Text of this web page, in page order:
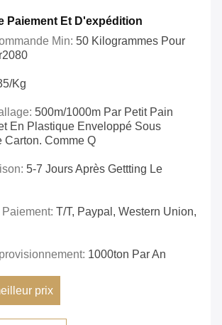
Paiement Et D'expédition
Min: 50 Kilogrammes Pour
kg
500m/1000m Par Petit Pain
En Plastique Enveloppé Sous
Carton. Comme Q
5-7 Jours Après Gettting Le
T/T, Paypal, Western Union,
1000ton Par An
prix